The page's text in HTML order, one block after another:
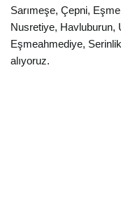
Sarımeşe, Çepni,
Nusretiye, Havluburun,
Eşmeahmediye,
alıyoruz.